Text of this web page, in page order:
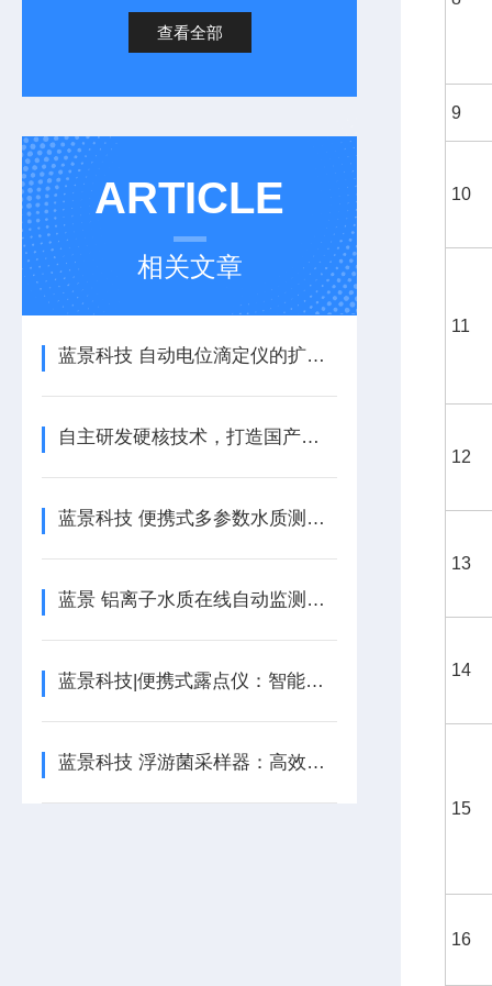
查看全部
ARTICLE
相关文章
蓝景科技 自动电位滴定仪的扩展性与未来适应能力
自主研发硬核技术，打造国产高品质水质检测设备
蓝景科技 便携式多参数水质测定仪——维护保养与注意事项
蓝景 铝离子水质在线自动监测仪——精准检测水中铝含量的智能设备
蓝景科技|便携式露点仪：智能化与便捷性
蓝景科技 浮游菌采样器：高效精确的洁净环境微生物监测工具
9
10
11
12
13
14
15
16